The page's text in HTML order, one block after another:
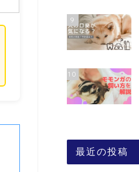
9
10
最近の投稿